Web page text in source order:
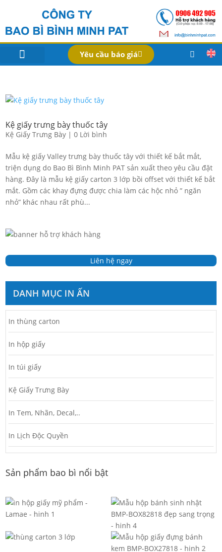
Yêu cầu báo giá
Kệ giấy trưng bày thuốc tây
Kệ Giấy Trưng Bày |0 Lời bình
Mẫu kệ giấy Valley trưng bày thuốc tây với thiết kế bắt mắt,
triện dụng do Bao Bì Bình Minh PAT sản xuất theo yêu cầu đặt
hàng. Đây là mẫu kệ giấy carton 3 lớp bồi offset với thiết kế bắt
mắt. Gồm các khay đựng được chia làm các hộc nhỏ ” ngăn
nhỏ” khác nhau rất phù...
Liên hệ ngay
DANH MỤC IN ẤN
In thùng carton
In hộp giấy
In túi giấy
Kệ Giấy Trưng Bày
In Tem, Nhãn, Decal,..
In Lịch Độc Quyền
Sản phẩm bao bì nổi bật